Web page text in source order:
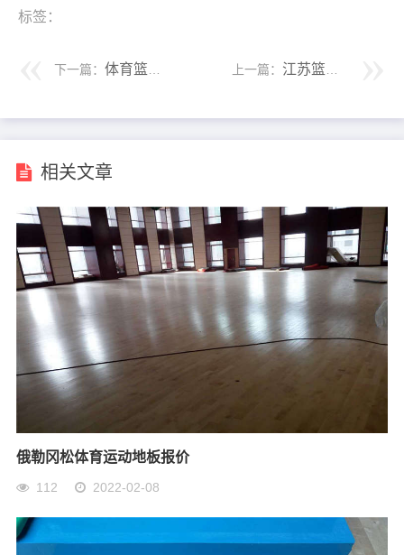
标签：
下一篇： 体育篮球木地板价格 取决于材质与结构 上一篇： 江苏篮球木地板翻新价格咨询
相关文章
俄勒冈松体育运动地板报价
112 2022-02-08